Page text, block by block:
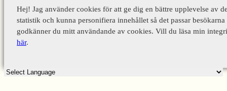
Hej! Jag använder cookies för att ge dig en bättre upplevelse av
statistik och kunna personifiera innehållet så det passar
godkänner du mitt användande av cookies. Vill du läsa min
här.